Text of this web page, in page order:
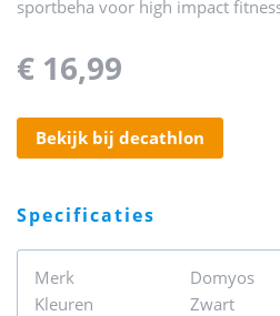
sportbeha voor high impact
€ 16,99
bekijk bij decathlon
specificaties
Merk
Domyos
Kleuren
Zwart